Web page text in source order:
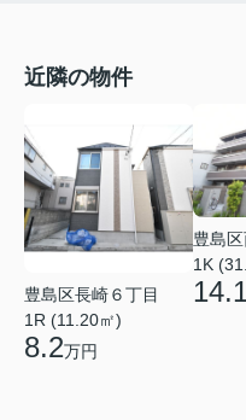
近隣の物件
豊島区長崎６丁目
1R (11.20㎡)
8.2万円
豊島
1K